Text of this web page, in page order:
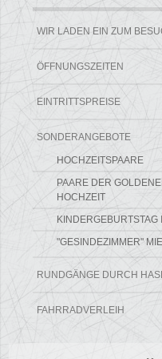
WIR LADEN EIN ZUM
ÖFFNUNGSZEITEN
EINTRITTSPREISE
SONDERANGEBOTE
HOCHZEITSPAARE
PAARE DER
HOCHZEIT
KINDERGEBURTSTAG
"GESINDEZIMMER"
RUNDGÄNGE DURCH
FAHRRADVERLEIH